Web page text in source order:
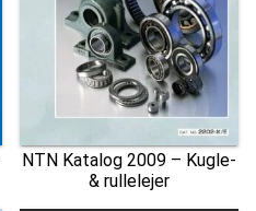
NTN Katalog 2009 – Kugle-
& rullelejer